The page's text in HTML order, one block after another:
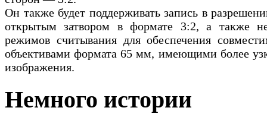
Он также будет поддерживать запись в
открытым затвором в формате 3:2, а также
режимов считывания для обеспечения
объективами формата 65 мм, имеющими более
изображения.
Немного истории